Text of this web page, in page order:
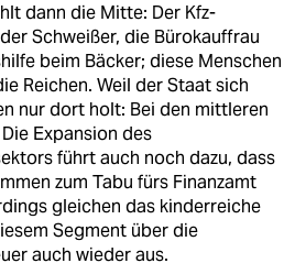
dann die Mitte: Der Kfz-
Schweißer, die Bürokauffrau
beim Bäcker; diese Menschen
Reichen. Weil der Staat sich
nur dort holt: Bei den mittleren
Expansion des
führt auch noch dazu, dass
zum Tabu fürs Finanzamt
gleichen das kinderreiche
Segment über die
auch wieder aus.